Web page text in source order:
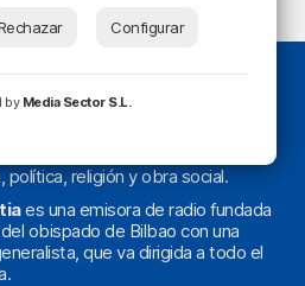
1960 haciendo radio en Bilbao.
religión y obra social.
es una emisora de radio fundada
obispado de Bilbao con una
que va dirigida a todo el
Configurar
by Media Sector S.L.